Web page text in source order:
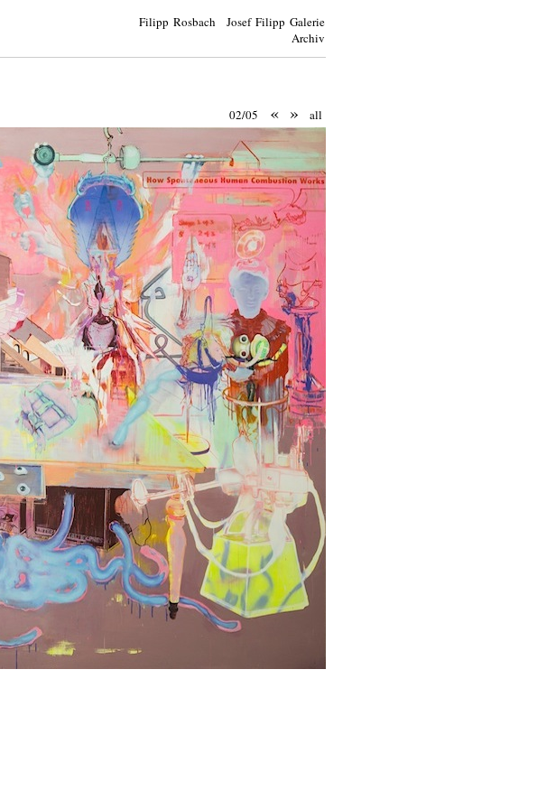
Filipp Rosbach Josef Filipp Galerie
Archiv
02/05 « » all